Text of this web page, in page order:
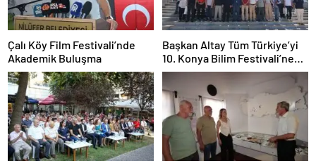
Çalı Köy Film Festivali’nde
Akademik Buluşma
Başkan Altay Tüm Türkiye’yi
10. Konya Bilim Festivali’ne
Davet Etti